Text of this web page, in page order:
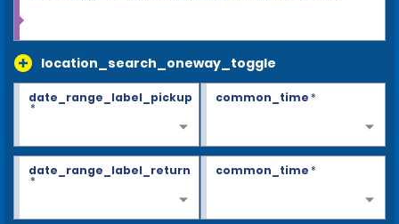
location_search_oneway_toggle
date_range_label_pickup
*
common_time*
date_range_label_return
*
common_time*